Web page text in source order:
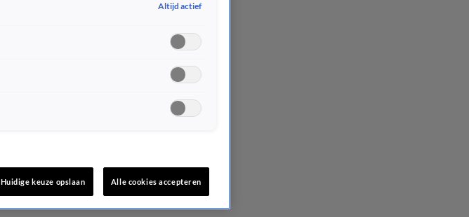
Altijd actief
Huidige keuze opslaan Alle cookies accepteren